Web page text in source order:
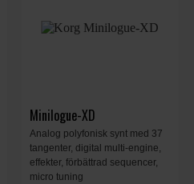
Minilogue-XD
Analog polyfonisk synt med 37
tangenter, digital multi-engine,
effekter, förbättrad sequencer,
micro tuning